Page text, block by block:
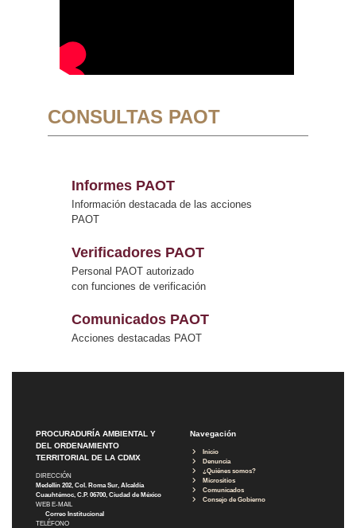
CONSULTAS PAOT
Informes PAOT
Información destacada de las acciones
PAOT
Verificadores PAOT
Personal PAOT autorizado
con funciones de verificación
Comunicados PAOT
Acciones destacadas PAOT
PROCURADURÍA AMBIENTAL Y
DEL ORDENAMIENTO
TERRITORIAL DE LA CDMX
DIRECCIÓN
Medellín 202, Col. Roma Sur, Alcaldía
Cuauhtémoc, C.P. 06700, Ciudad de México
WEB E-MAIL
Correo Institucional
TELÉFONO
Navegación
Inicio
Denuncia
¿Quiénes somos?
Micrositios
Comunicados
Consejo de Gobierno